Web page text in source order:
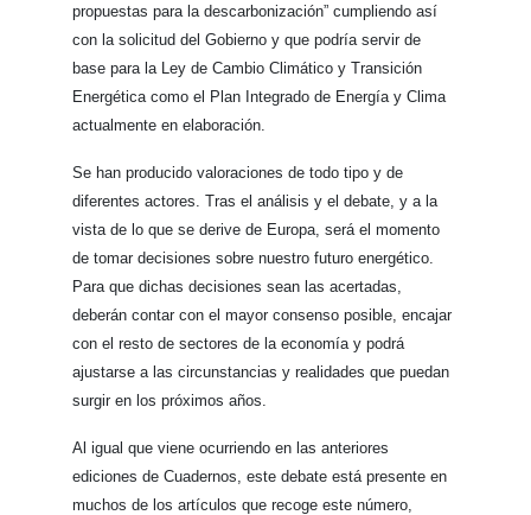
propuestas para la descarbonización” cumpliendo así
con la solicitud del Gobierno y que podría servir de
base para la Ley de Cambio Climático y Transición
Energética como el Plan Integrado de Energía y Clima
actualmente en elaboración.
Se han producido valoraciones de todo tipo y de
diferentes actores. Tras el análisis y el debate, y a la
vista de lo que se derive de Europa, será el momento
de tomar decisiones sobre nuestro futuro energético.
Para que dichas decisiones sean las acertadas,
deberán contar con el mayor consenso posible, encajar
con el resto de sectores de la economía y podrá
ajustarse a las circunstancias y realidades que puedan
surgir en los próximos años.
Al igual que viene ocurriendo en las anteriores
ediciones de Cuadernos, este debate está presente en
muchos de los artículos que recoge este número,